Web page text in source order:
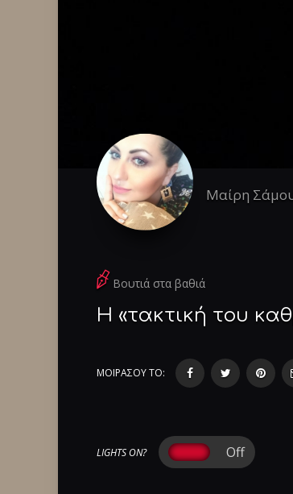
Μαίρη
Βουτιά στα βαθιά
Η «τακτική του
ΜΟΙΡΑΣΟΥ ΤΟ:
LIGHTS ON?